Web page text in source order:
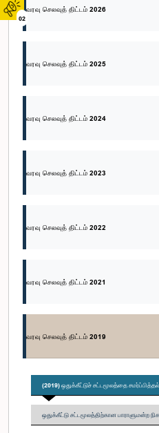
02
வரவு செலவுத் திட்டம் 2026
வரவு செலவுத் திட்டம் 2025
வரவு செலவுத் திட்டம் 2024
வரவு செலவுத் திட்டம் 2023
வரவு செலவுத் திட்டம் 2022
வரவு செலவுத் திட்டம் 2021
வரவு செலவுத் திட்டம் 2019
(2019) ஒதுக்கீட்டுச் சட்டமூலத்தை சமர்ப்பித்தல்
ஒதுக்கீட்டு சட்டமூலத்திற்கான பாராளுமன்ற